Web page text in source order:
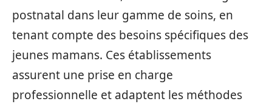
postnatal dans leur gamme de soins, en
tenant compte des besoins spécifiques des
jeunes mamans. Ces établissements
assurent une prise en charge
professionnelle et adaptent les méthodes